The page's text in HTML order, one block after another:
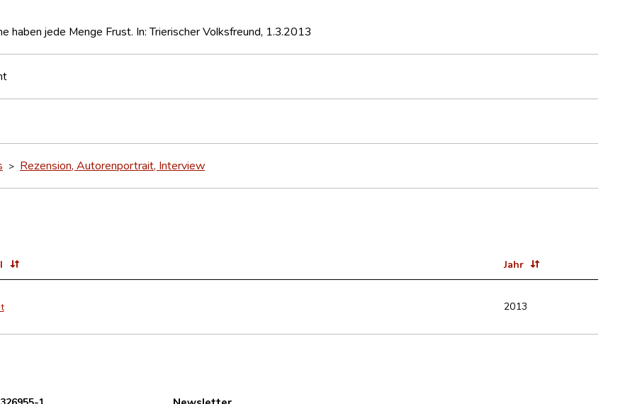
haben jede Menge Frust. In: Trierischer Volksfreund, 1.3.2013
> Rezension, Autorenportrait, Interview
Jahr
2013